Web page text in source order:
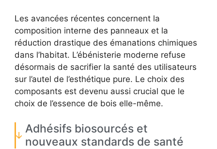
Les avancées récentes concernent la
composition interne des panneaux et la
réduction drastique des émanations chimiques
dans l’habitat. L’ébénisterie moderne refuse
désormais de sacrifier la santé des utilisateurs
sur l’autel de l’esthétique pure. Le choix des
composants est devenu aussi crucial que le
choix de l’essence de bois elle-même.
Adhésifs biosourcés et
nouveaux standards de santé